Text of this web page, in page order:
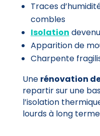
Traces
combles
Isolation
Apparition de
Charpente
Une rénovation
repartir sur une
l’isolation
lourds à long